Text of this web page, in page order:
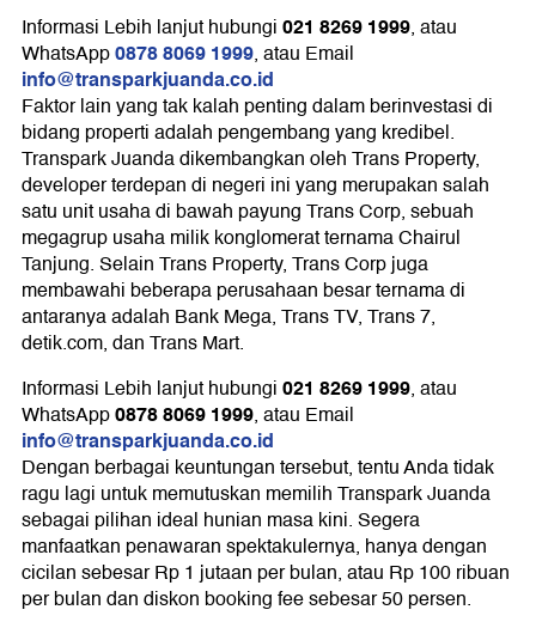
Informasi Lebih lanjut hubungi021 8269 1999, atau
WhatsApp0878 8069 1999, atau Email
info@transparkjuanda.co.id
Faktor lain yang tak kalah penting dalam berinvestasi di
bidang properti adalah pengembang yang kredibel.
Transpark Juanda dikembangkan oleh Trans Property,
developer terdepan di negeri ini yang merupakan salah
satu unit usaha di bawah payung Trans Corp, sebuah
megagrup usaha milik konglomerat ternama Chairul
Tanjung. Selain Trans Property, Trans Corp juga
membawahi beberapa perusahaan besar ternama di
antaranya adalah Bank Mega, Trans TV, Trans 7,
detik.com, dan Trans Mart.
Informasi Lebih lanjut hubungi021 8269 1999, atau
WhatsApp0878 8069 1999, atau Email
info@transparkjuanda.co.id
Dengan berbagai keuntungan tersebut, tentu Anda tidak
ragu lagi untuk memutuskan memilih Transpark Juanda
sebagai pilihan ideal hunian masa kini. Segera
manfaatkan penawaran spektakulernya, hanya dengan
cicilan sebesar Rp 1 jutaan per bulan, atau Rp 100 ribuan
per bulan dan diskon booking fee sebesar 50 persen.